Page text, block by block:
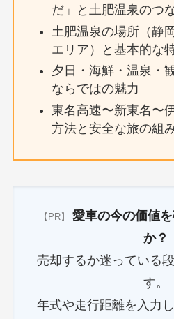
だ」と土肥温泉のつ
土肥温泉の場所（静
エリア）と基本的な
夕日・海鮮・温泉・
ならではの魅力
東名高速〜新東名〜
方法と安全な旅の組
【PR】
愛車の今の価値
か？
売却するか迷っている
す。
年式や走行距離を入力